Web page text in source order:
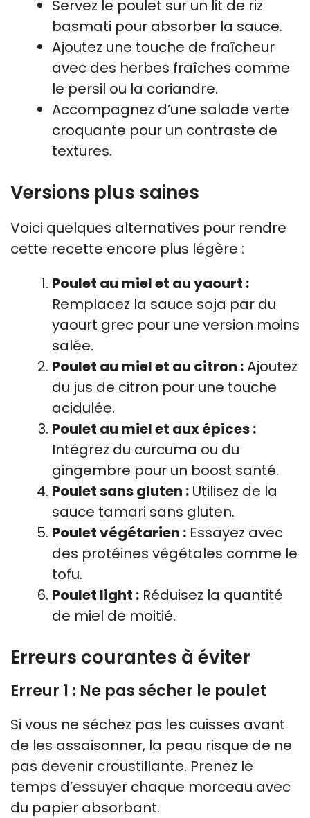
Servez le poulet sur un lit de riz
basmati pour absorber la sauce.
Ajoutez une touche de fraîcheur
avec des herbes fraîches comme
le persil ou la coriandre.
Accompagnez d’une salade verte
croquante pour un contraste de
textures.
Versions plus saines
Voici quelques alternatives pour rendre
cette recette encore plus légère :
Poulet au miel et au yaourt :
Remplacez la sauce soja par du
yaourt grec pour une version moins
salée.
Poulet au miel et au citron :Ajoutez
du jus de citron pour une touche
acidulée.
Poulet au miel et aux épices :
Intégrez du curcuma ou du
gingembre pour un boost santé.
Poulet sans gluten : Utilisez de la
sauce tamari sans gluten.
Poulet végétarien : Essayez avec
des protéines végétales comme le
tofu.
Poulet light : Réduisez la quantité
de miel de moitié.
Erreurs courantes à éviter
Erreur 1 : Ne pas sécher le poulet
Si vous ne séchez pas les cuisses avant
de les assaisonner, la peau risque de ne
pas devenir croustillante. Prenez le
temps d’essuyer chaque morceau avec
du papier absorbant.